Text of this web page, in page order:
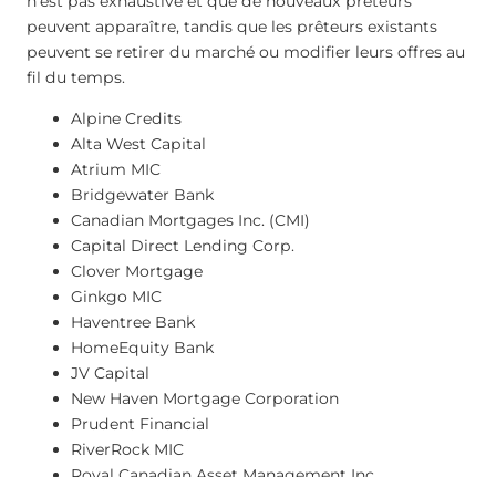
peuvent apparaître, tandis que les prêteurs existants
peuvent se retirer du marché ou modifier leurs offres au
fil du temps.
Alpine Credits
Alta West Capital
Atrium MIC
Bridgewater Bank
Canadian Mortgages Inc. (CMI)
Capital Direct Lending Corp.
Clover Mortgage
Ginkgo MIC
Haventree Bank
HomeEquity Bank
JV Capital
New Haven Mortgage Corporation
Prudent Financial
RiverRock MIC